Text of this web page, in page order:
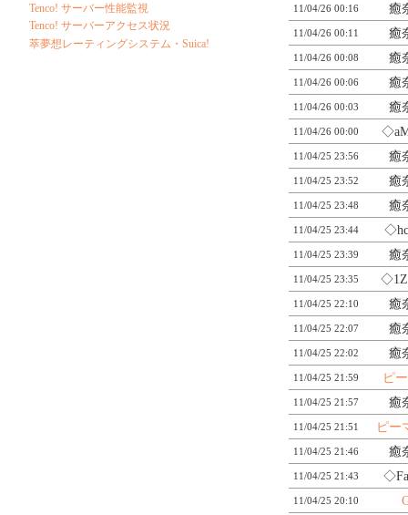
11/04/26 00:16 癒
11/04/26 00:11 癒
11/04/26 00:08 癒
11/04/26 00:06 癒
11/04/26 00:03 癒
11/04/26 00:00
11/04/25 23:56 癒
11/04/25 23:52 癒
11/04/25 23:48 癒
11/04/25 23:44
11/04/25 23:39 癒
11/04/25 23:35
11/04/25 22:10 癒
11/04/25 22:07 癒
11/04/25 22:02 癒
11/04/25 21:59 ピ
11/04/25 21:57 癒
11/04/25 21:51 ピー
11/04/25 21:46 癒
11/04/25 21:43
11/04/25 20:10
Tenco! サーバー性能監視
Tenco! サーバーアクセス状況
萃夢想レーティングシステム・Suica!